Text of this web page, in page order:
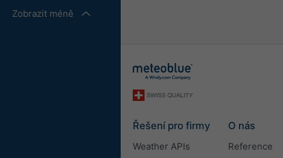
Zobrazit méně
Řešení pro firmy
Weather APIs
O nás
Reference